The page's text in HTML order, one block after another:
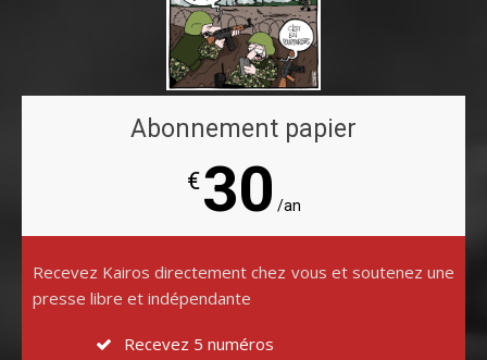
Abonnement papier
€30 /an
Recevez Kairos directement chez vous et soutenez une
presse libre et indépendante
Recevez 5 numéros